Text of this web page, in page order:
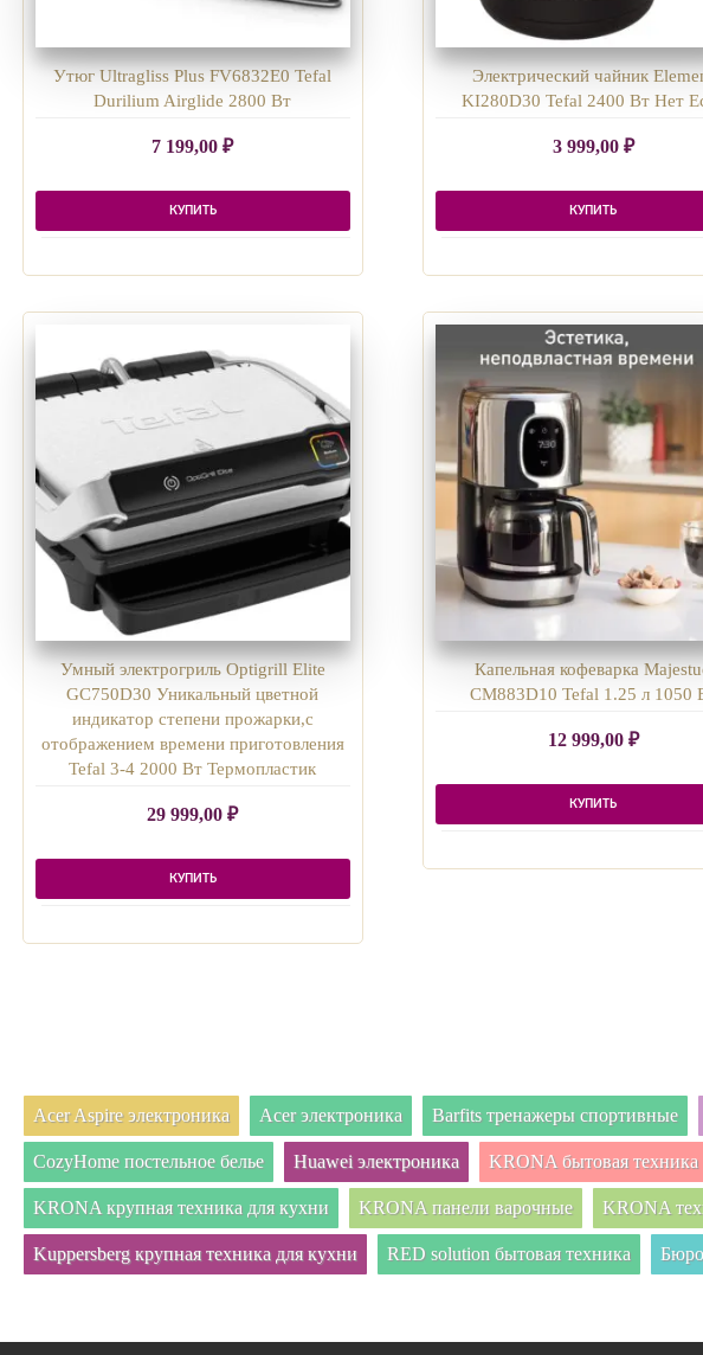
Утюг Ultragliss Plus FV6832E0 Tefal
Durilium Airglide 2800 Вт
7 199,00₽
КУПИТЬ
Электрический чайник
KI280D30 Tefal 2400 Вт Нет
3 999,00 ₽
КУПИТЬ
Умный электрогриль Optigrill Elite
GC750D30 Уникальный цветной
индикатор степени прожарки,с
отображением времени приготовления
Tefal 3-4 2000 Вт Термопластик
29 999,00₽
КУПИТЬ
Капельная кофеварка
CM883D10 Tefal 1.25 л 1050
12 999,00 ₽
КУПИТЬ
Acer Aspire электроника Acer электроника Barfits тренажеры спортивные
CozyHome постельное белье Huawei электроника KRONA бытовая техника
KRONA крупная техника для кухни KRONA панели варочные KRONA
Kuppersberg крупная техника для кухни RED solution бытовая техника